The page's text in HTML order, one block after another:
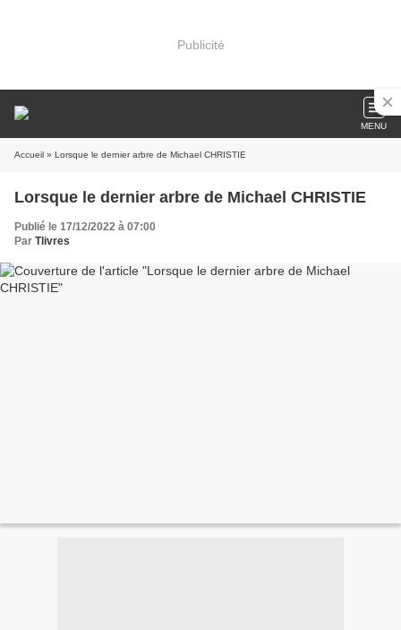
Publicité
MENU
Accueil » Lorsque le dernier arbre de Michael CHRISTIE
Lorsque le dernier arbre de Michael CHRISTIE
Publié le 17/12/2022 à 07:00
Par Tlivres